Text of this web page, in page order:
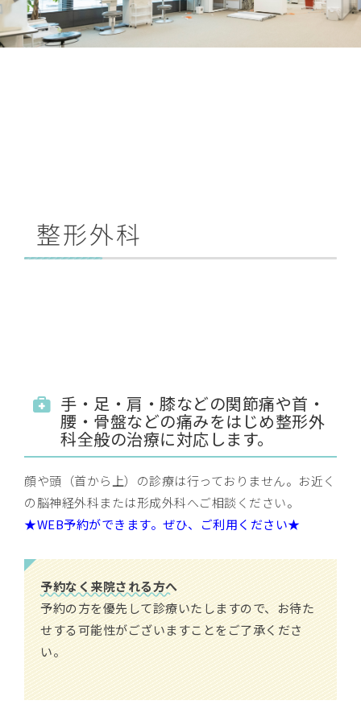
整形外科
手・足・肩・膝などの関節痛や首・
腰・骨盤などの痛みをはじめ整形外
科全般の治療に対応します。
顔や頭（首から上）の診療は行っておりません。お近く
の脳神経外科または形成外科へご相談ください。
★WEB予約ができます。ぜひ、ご利用ください★
予約なく来院される方へ
予約の方を優先して診療いたしますので、お待た
せする可能性がございますことをご了承くださ
い。